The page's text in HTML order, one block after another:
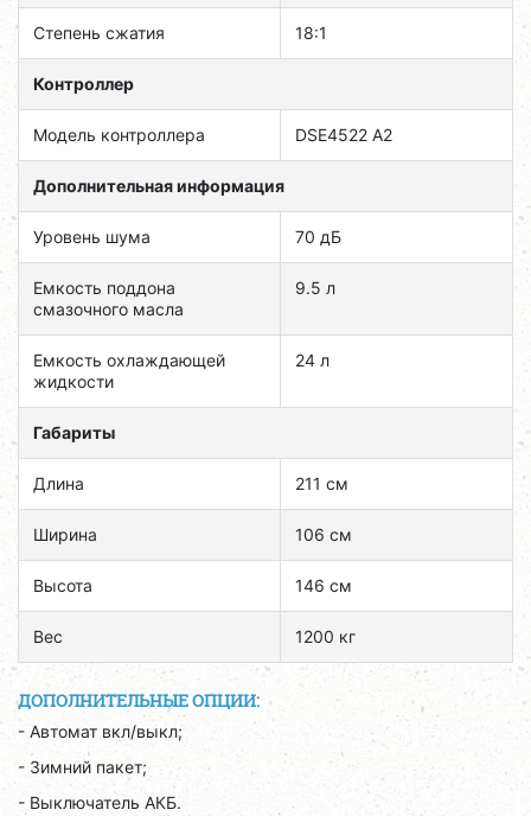
Степень сжатия 18:1
Контроллер
Модель контроллера DSE4522 А2
Дополнительная информация
Уровень шума 70 дБ
Емкость поддона
смазочного масла
9.5 л
Емкость охлаждающей
жидкости
24 л
Габариты
Длина 211 см
Ширина 106 см
Высота 146 см
Вес 1200 кг
ДОПОЛНИТЕЛЬНЫЕ ОПЦИИ:
- Автомат вкл/выкл;
- Зимний пакет;
- Выключатель АКБ.